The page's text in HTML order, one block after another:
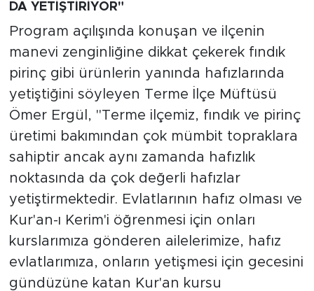
DA YETİŞTİRİYOR"
Program açılışında konuşan ve ilçenin
manevi zenginliğine dikkat çekerek fındık
pirinç gibi ürünlerin yanında hafızlarında
yetiştiğini söyleyen Terme İlçe Müftüsü
Ömer Ergül, "Terme ilçemiz, fındık ve pirinç
üretimi bakımından çok mümbit topraklara
sahiptir ancak aynı zamanda hafızlık
noktasında da çok değerli hafızlar
yetiştirmektedir. Evlatlarının hafız olması ve
Kur'an-ı Kerim'i öğrenmesi için onları
kurslarımıza gönderen ailelerimize, hafız
evlatlarımıza, onların yetişmesi için gecesini
gündüzüne katan Kur'an kursu